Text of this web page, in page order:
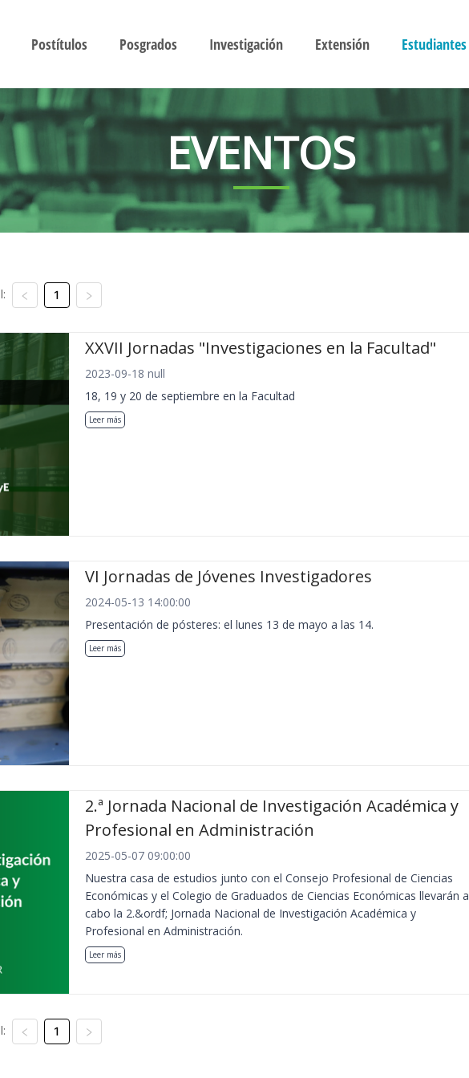
Postítulos Posgrados Investigación Extensión Estudiantes
EVENTOS
1
XXVII Jornadas "Investigaciones en la Facultad"
2023-09-18 null
18, 19 y 20 de septiembre en la Facultad
Leer más
VI Jornadas de Jóvenes Investigadores
2024-05-13 14:00:00
Presentación de pósteres: el lunes 13 de mayo a las 14.
Leer más
2.ª Jornada Nacional de Investigación Académica y
Profesional en Administración
2025-05-07 09:00:00
Nuestra casa de estudios junto con el Consejo Profesional de Ciencias
Económicas y el Colegio de Graduados de Ciencias Económicas llevarán a
cabo la 2.&ordf; Jornada Nacional de Investigación Académica y
Profesional en Administración.
Leer más
1